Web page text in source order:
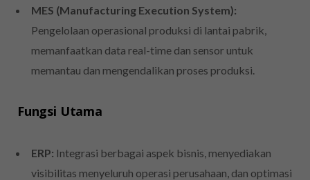
MES (Manufacturing Execution System):
Pengelolaan operasional produksi di lantai pabrik,
memanfaatkan data real-time dan sensor untuk
memantau dan mengendalikan proses produksi.
Fungsi Utama
ERP: Integrasi berbagai aspek bisnis, menyediakan
visibilitas menyeluruh operasi perusahaan, dan optimasi